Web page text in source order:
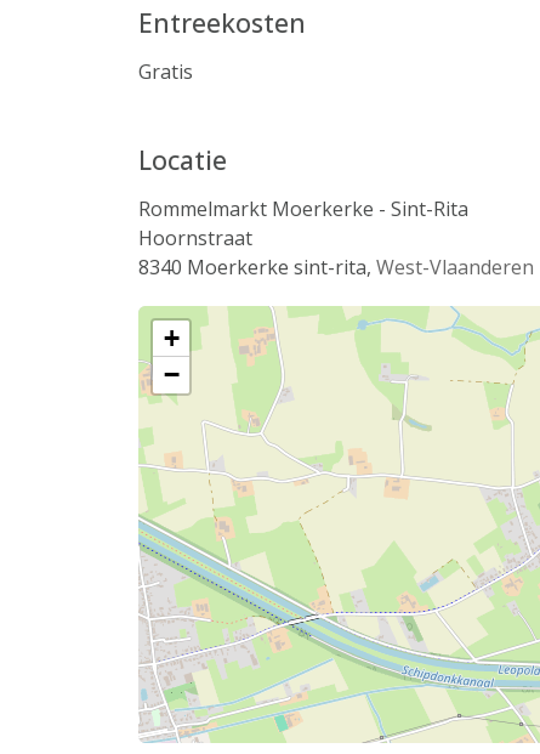
Entreekosten
Gratis
Locatie
Rommelmarkt Moerkerke - Sint-Rita
Hoornstraat
8340 Moerkerke sint-rita, West-Vlaanderen
+
−